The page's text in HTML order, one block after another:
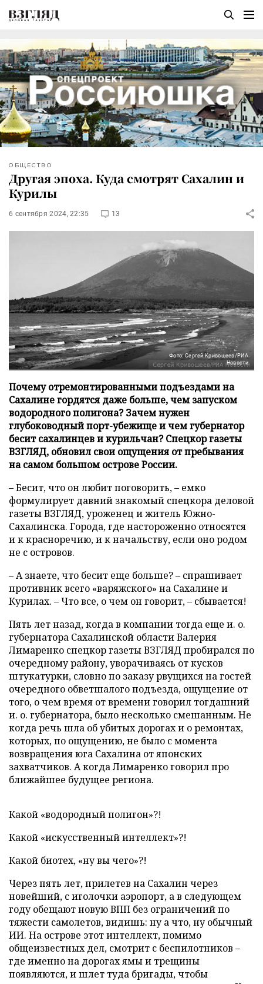
ОБЩЕСТВО
Другая эпоха. Куда смотрят Сахалин и
Курилы
6 сентября 2024, 22:35 13
Фото: Сергей Кривошеев/РИА
Новости
Почему отремонтированными подъездами на
Сахалине гордятся даже больше, чем запуском
водородного полигона? Зачем нужен
глубоководный порт-убежище и чем губернатор
бесит сахалинцев и курильчан? Спецкор газеты
ВЗГЛЯД, обновил свои ощущения от пребывания
на самом большом острове России.
– Бесит, что он любит поговорить, – емко
формулирует давний знакомый спецкора деловой
газеты ВЗГЛЯД, уроженец и житель Южно-
Сахалинска. Города, где настороженно относятся
и к красноречию, и к начальству, если оно родом
не с островов.
– А знаете, что бесит еще больше? – спрашивает
противник всего «варяжского» на Сахалине и
Курилах. – Что все, о чем он говорит, – сбывается!
Пять лет назад, когда в компании тогда еще и. о.
губернатора Сахалинской области Валерия
Лимаренко спецкор газеты ВЗГЛЯД пробирался по
очередному району, уворачиваясь от кусков
штукатурки, словно по заказу рвущихся на гостей
очередного обветшалого подъезда, ощущение от
того, о чем время от времени говорил тогдашний
и. о. губернатора, было несколько смешанным. Не
когда речь шла об убитых дорогах и о ремонтах,
которых, по ощущению, не было с момента
возвращения юга Сахалина от японских
захватчиков. А когда Лимаренко говорил про
ближайшее будущее региона.
Какой «водородный полигон»?!
Какой «искусственный интеллект»?!
Какой биотех, «ну вы чего»?!
Через пять лет, прилетев на Сахалин через
новейший, с иголочки аэропорт, а в следующем
году обещают новую ВПП без ограничений по
тяжести самолетов, видишь: ну а что, ну обычный
ИИ. На острове этот интеллект, помимо
общеизвестных дел, смотрит с беспилотников –
где именно на дорогах ямы и трещины
появляются, и шлет туда бригады, чтобы